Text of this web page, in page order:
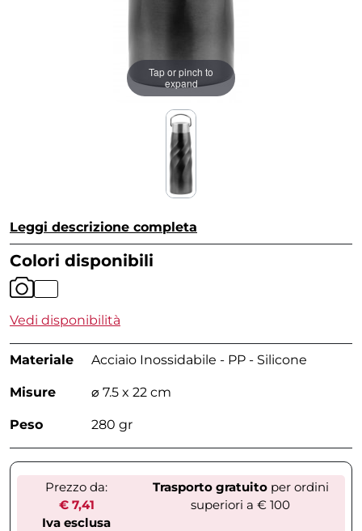
Tap or pinch to
expand
Leggi descrizione completa
Colori disponibili
Vedi disponibilità
Materiale Acciaio Inossidabile - PP - Silicone
Misure ⌀ 7.5 x 22 cm
Peso 280 gr
Prezzo da:
€ 7,41
Iva esclusa
Trasporto gratuitoper ordini
superiori a € 100